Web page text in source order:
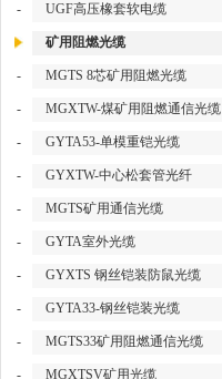
- UGF高压橡套软电缆
矿用阻燃光缆
- MGTS 8芯矿用阻燃光缆
- MGXTW-煤矿用阻燃通信光缆
- GYTA53-单模重铠光缆
- GYXTW-中心松套管光纤
- MGTS矿用通信光缆
- GYTA室外光缆
- GYXTS 钢丝铠装防鼠光缆
- GYTA33-钢丝铠装光缆
- MGTS33矿用阻燃通信光缆
- MGXTSV矿用光缆